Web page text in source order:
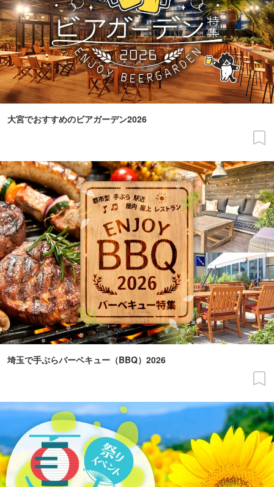
大宮でおすすめのビアガーデン2026
埼玉で手ぶらバーベキュー（BBQ）2026